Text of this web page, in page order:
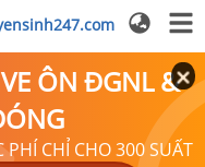
ÔN ĐGNL &
CHỈ CHO 300 SUẤT